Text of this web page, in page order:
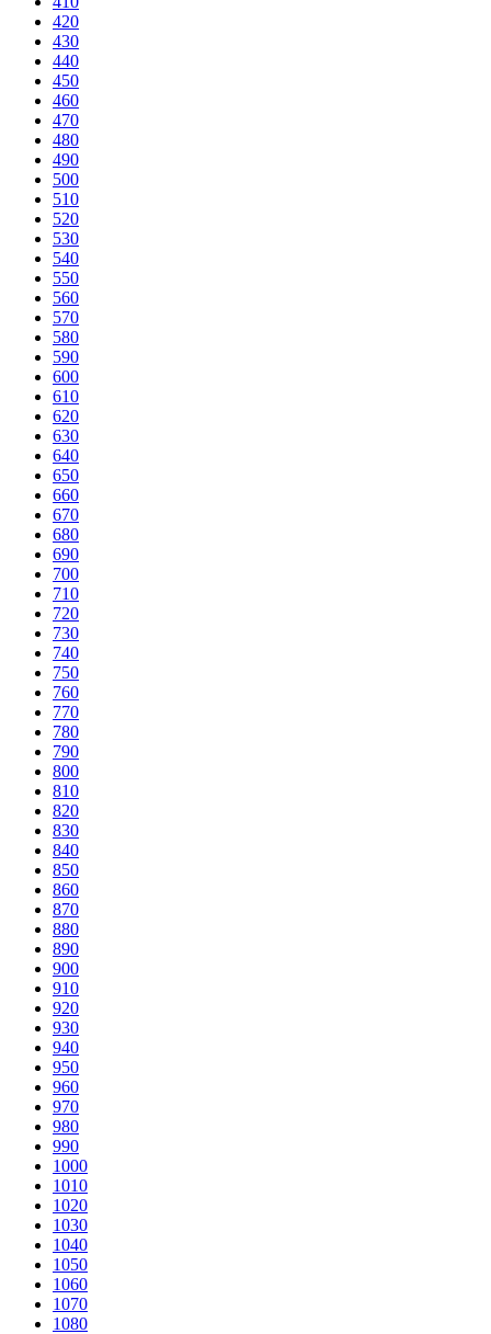
420
430
440
450
460
470
480
490
500
510
520
530
540
550
560
570
580
590
600
610
620
630
640
650
660
670
680
690
700
710
720
730
740
750
760
770
780
790
800
810
820
830
840
850
860
870
880
890
900
910
920
930
940
950
960
970
980
990
1000
1010
1020
1030
1040
1050
1060
1070
1080